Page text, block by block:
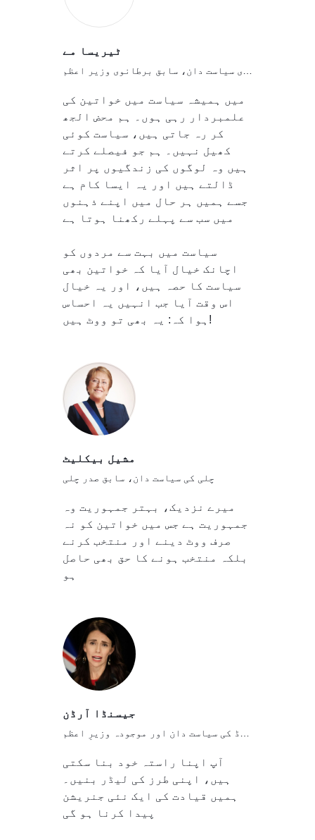
ٹیریسا مے
برطانوی سیاست دان، سابق برطانوی وزیر اعظم
میں ہمیشہ سیاست میں خواتین کی
علمبردار رہی ہوں۔ ہم محض الجھ
کر رہ جاتی ہیں، سیاست کوئی
کھیل نہیں۔ ہم جو فیصلے کرتے
ہیں وہ لوگوں کی زندگیوں پر اثر
ڈالتے ہیں اور یہ ایسا کام ہے
جسے ہمیں ہر حال میں اپنے ذہنوں
میں سب سے پہلے رکھنا ہوتا ہے
سیاست میں بہت سے مردوں کو
اچانک خیال آیا کہ خواتین بھی
سیاست کا حصہ ہیں، اور یہ خیال
اس وقت آیا جب انہیں یہ احساس
ہوا کہ: یہ بھی تو ووٹ ہیں!
مشیل بیکلیٹ
چلی کی سیاست دان، سابق صدر چلی
میرے نزدیک، بہتر جمہوریت وہ
جمہوریت ہے جس میں خواتین کو نہ
صرف ووٹ دینے اور منتخب کرنے
بلکہ منتخب ہونے کا حق بھی حاصل
ہو
جیسنڈا آرڈن
نیوزی لینڈ کی سیاست دان اور موجودہ وزیرِ اعظم
آپ اپنا راستہ خود بنا سکتی
ہیں، اپنی طرز کی لیڈر بنیں۔
ہمیں قیادت کی ایک نئی جنریشن
پیدا کرنا ہو گی